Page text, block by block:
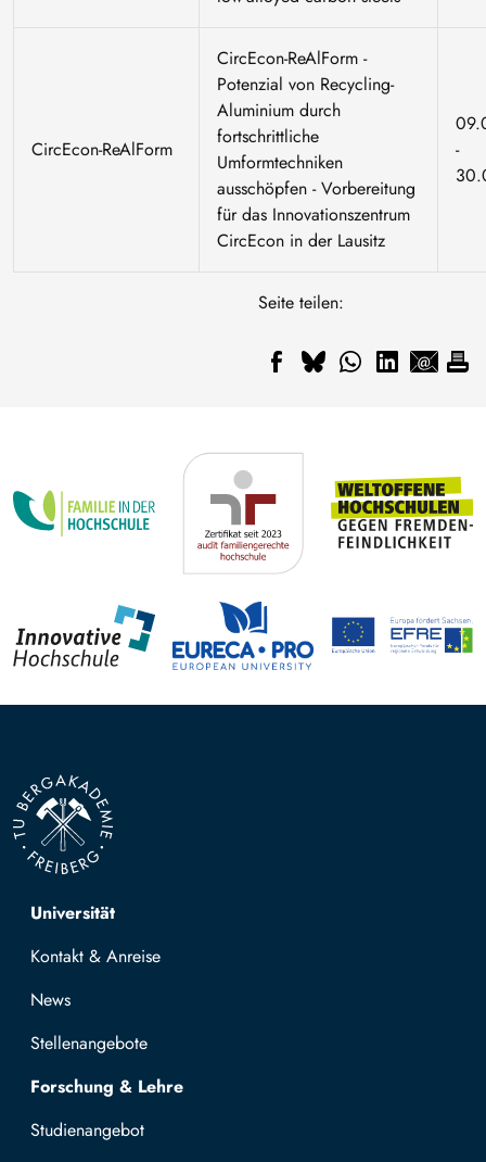
CircEcon-ReAlForm
CircEcon-ReAlForm -
Potenzial von Recycling-
Aluminium durch
fortschrittliche
Umformtechniken
ausschöpfen - Vorbereitung
für das Innovationszentrum
CircEcon in der Lausitz
-
Seite teilen:
Top navigation
Universität
Kontakt & Anreise
News
Stellenangebote
Forschung & Lehre
Studienangebot